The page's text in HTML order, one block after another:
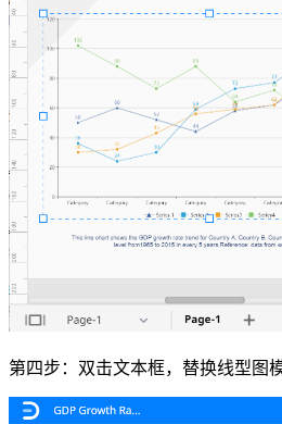
第四步：双击文本框，替换线型图